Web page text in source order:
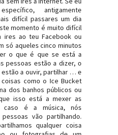
antigamente
difícil passares um dia
momento é muito difícil
ires ao teu Facebook ou
só aqueles cinco minutos
o que é que se está a
pessoas estão a dizer, o
a ouvir, partilhar … e
como o Ice Bucket
dos banhos públicos ou
isso está a mexer as
caso é a música, nós
vão partilhando.
qualquer coisa